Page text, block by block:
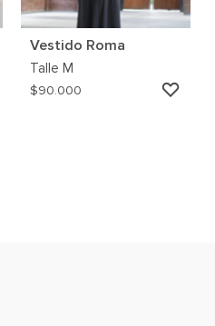
AGREGAR
Vestido Roma
Talle M
$90.000